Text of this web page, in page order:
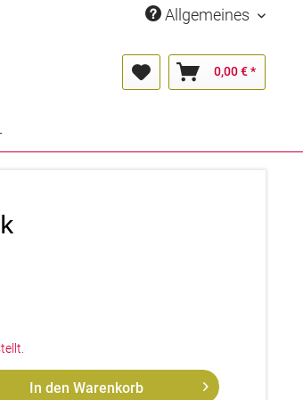
Allgemeines
0,00 € *
In den Warenkorb